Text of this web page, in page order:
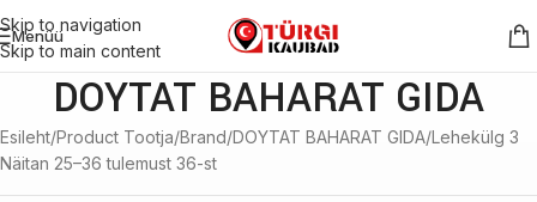
Skip to navigation
Skip to main content
Menüü
DOYTAT BAHARAT GIDA
Esileht Product Tootja/Brand DOYTAT BAHARAT GIDA Lehekülg 3
Näitan 25–36 tulemust 36-st